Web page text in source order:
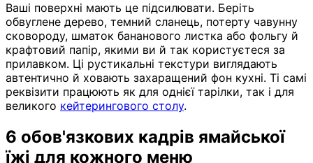
Ваші поверхні мають це підсилювати. Беріть
обвуглене дерево, темний сланець, потерту чавунну
сковороду, шматок бананового листка або фольгу й
крафтовий папір, якими ви й так користуєтеся за
прилавком. Ці рустикальні текстури виглядають
автентично й ховають захаращений фон кухні. Ті самі
реквізити працюють як для однієї тарілки, так і для
великого кейтерингового столу.
6 обов'язкових кадрів ямайської
їжі для кожного меню